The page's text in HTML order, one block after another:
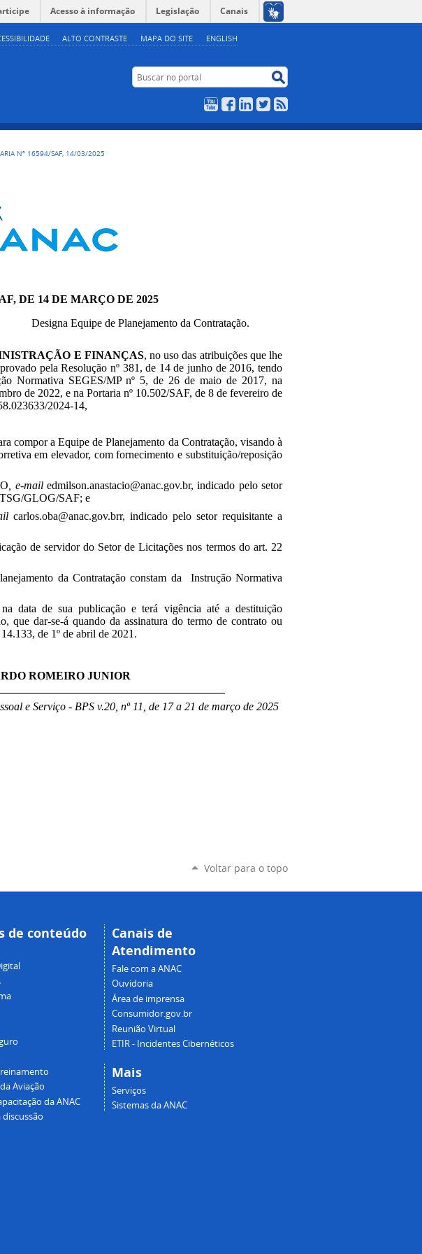
ALTO CONTRASTE MAPA DO SITE ENGLISH
Acesso à informação Legislação Canais
Buscar no portal
YouTubeFacebookLinkedIn
Twitter
Nº 16594/SAF, 14/03/2025
DE 14 DE MARÇO DE 2025
Designa Equipe de Planejamento da Contratação.
E FINANÇAS, no uso das atribuições que lhe
pela Resolução nº 381, de 14 de junho de 2016, tendo
Normativa SEGES/MP nº 5, de 26 de maio de 2017, na
de 2022, e na Portaria nº 10.502/SAF, de 8 de fevereiro de
2024-14,
compor a Equipe de Planejamento da Contratação, visando à
em elevador, com fornecimento e substituição/reposição
, e-mailedmilson.anastacio@anac.gov.br, indicado pelo setor
GLOG/SAF; e
carlos.oba@anac.gov.brr, indicado pelo setor requisitante a
de servidor do Setor de Licitações nos termos do art. 22
da Contratação constam da Instrução Normativa
data de sua publicação e terá vigência até a destituição
que dar-se-á quando da assinatura do termo de contrato ou
de 1º de abril de 2021.
ROMEIRO JUNIOR
e Serviço - BPS v.20, nº 11, de 17 a 21 de março de 2025
Voltar para o topo
de conteúdo
Aviação
da ANAC
Canais de
Atendimento
Fale com a ANAC
Ouvidoria
Área de imprensa
Consumidor.gov.br
Reunião Virtual
ETIR - Incidentes Cibernéticos
Mais
Serviços
Sistemas da ANAC